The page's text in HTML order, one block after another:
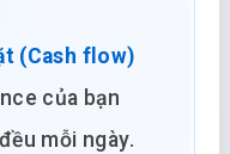
(Cash flow)
của bạn
mỗi ngày.